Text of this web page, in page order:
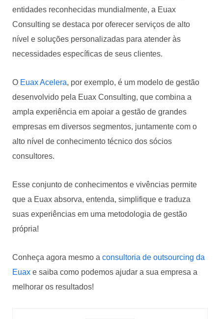
entidades reconhecidas mundialmente, a Euax
Consulting se destaca por oferecer serviços de alto
nível e soluções personalizadas para atender às
necessidades específicas de seus clientes.
O Euax Acelera, por exemplo, é um modelo de gestão
desenvolvido pela Euax Consulting, que combina a
ampla experiência em apoiar a gestão de grandes
empresas em diversos segmentos, juntamente com o
alto nível de conhecimento técnico dos sócios
consultores.
Esse conjunto de conhecimentos e vivências permite
que a Euax absorva, entenda, simplifique e traduza
suas experiências em uma metodologia de gestão
própria!
Conheça agora mesmo a consultoria de outsourcing da
Euax e saiba como podemos ajudar a sua empresa a
melhorar os resultados!